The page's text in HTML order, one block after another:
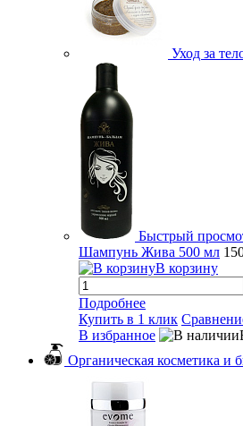
Уход за
Быстрый
Шампунь Жива 500 мл
В корзину
Подробнее
Купить в 1 клик
В избранное
Органическая косметика и